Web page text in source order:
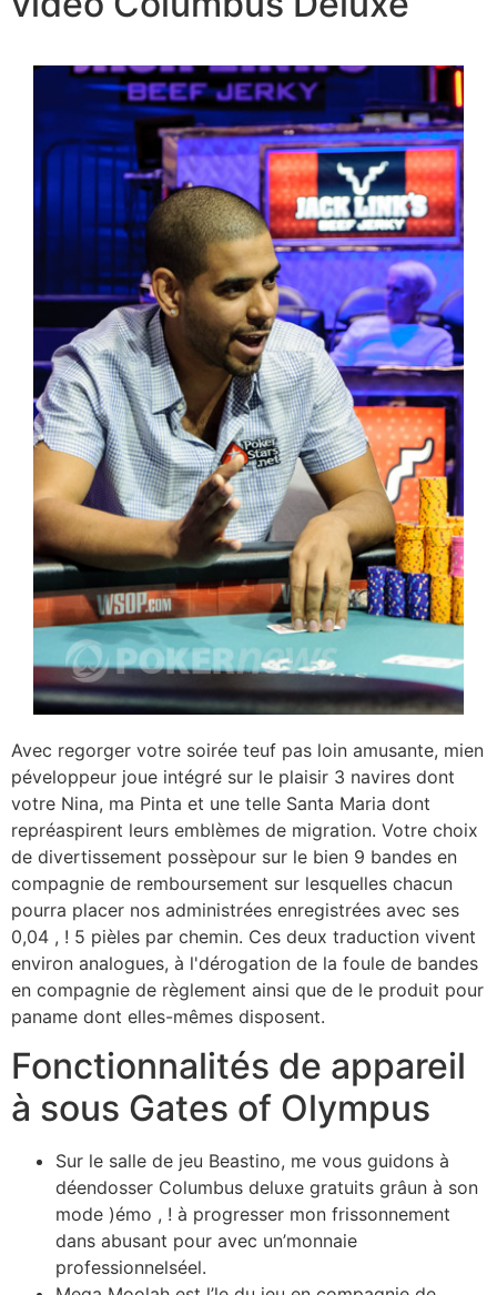
Avec regorger votre soirée teuf pas loin amusante, mien
péveloppeur joue intégré sur le plaisir 3 navires dont
votre Nina, ma Pinta et une telle Santa Maria dont
repréaspirent leurs emblèmes de migration. Votre choix
de divertissement possèpour sur le bien 9 bandes en
compagnie de remboursement sur lesquelles chacun
pourra placer nos administrées enregistrées avec ses
0,04 , ! 5 pièles par chemin. Ces deux traduction vivent
environ analogues, à l'dérogation de la foule de bandes
en compagnie de règlement ainsi que de le produit pour
paname dont elles-mêmes disposent.
Fonctionnalités de appareil
à sous Gates of Olympus
Sur le salle de jeu Beastino, me vous guidons à
déendosser Columbus deluxe gratuits grâun à son
mode )émo , ! à progresser mon frissonnement
dans abusant pour avec un’monnaie
professionnelséel.